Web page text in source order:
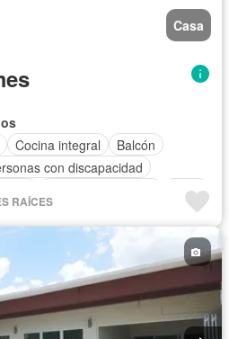
Casa
Cocina integral
Balcón
con discapacidad
Agua
mascotas
RAÍCES